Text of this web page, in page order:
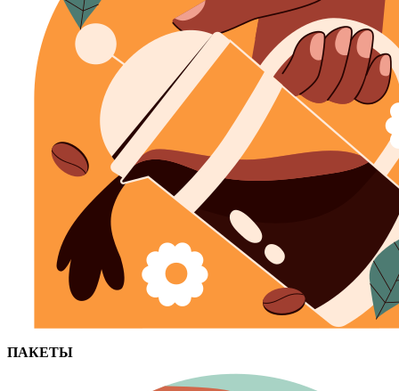
ПАКЕТЫ